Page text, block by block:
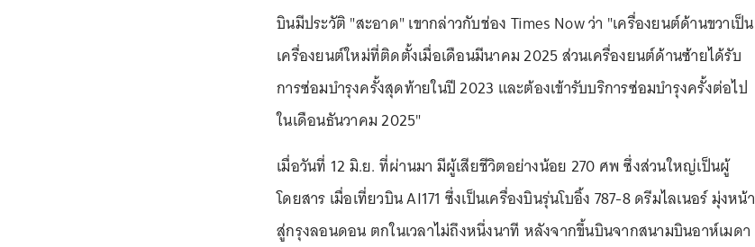
บินมีประวัติ "สะอาด" เขากล่าวกับช่อง Times Now ว่า "เครื่องยนต์ด้านขวาเป็น
เครื่องยนต์ใหม่ที่ติดตั้งเมื่อเดือนมีนาคม 2025 ส่วนเครื่องยนต์ด้านซ้ายได้รับ
การซ่อมบำรุงครั้งสุดท้ายในปี 2023 และต้องเข้ารับบริการซ่อมบำรุงครั้งต่อไป
ในเดือนธันวาคม 2025"
เมื่อวันที่ 12 มิ.ย. ที่ผ่านมา มีผู้เสียชีวิตอย่างน้อย 270 ศพ ซึ่งส่วนใหญ่เป็นผู้
โดยสาร เมื่อเที่ยวบิน AI171 ซึ่งเป็นเครื่องบินรุ่นโบอิ้ง 787-8 ดรีมไลเนอร์ มุ่งหน้า
สู่กรุงลอนดอน ตกในเวลาไม่ถึงหนึ่งนาที หลังจากขึ้นบินจากสนามบินอาห์เมดา